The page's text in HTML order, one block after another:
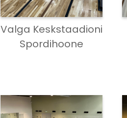
Valga Keskstaadioni
Spordihoone